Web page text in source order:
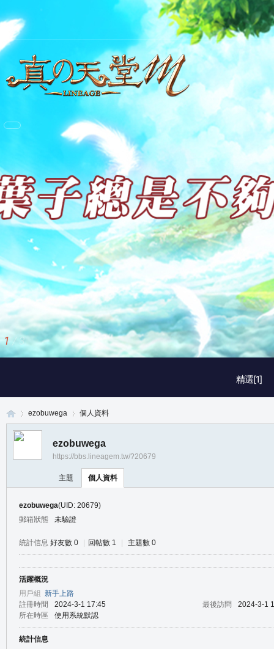
精選[1]
1 / 3
ezobuwega 個人資料
ezobuwega
https://bbs.lineagem.tw/?20679
主題 個人資料
ezobuwega(UID: 20679)
郵箱狀態
未驗證
統計信息 好友數 0 回帖數 1 主題數 0
活躍概況
用戶組 新手上路
註冊時間
2024-3-1 17:45 最後訪問
2024-3-1
所在時區
使用系統默認
統計信息